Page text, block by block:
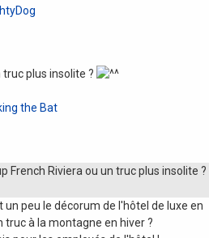
truc plus insolite ?
the Bat
French Riviera ou un truc plus insolite ?
peu le décorum de l'hôtel de luxe en
truc à la montagne en hiver ?